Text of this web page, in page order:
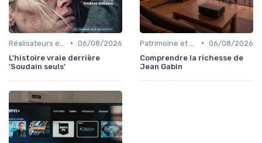
• 06/08/2026
L'histoire vraie derrière
'Soudain seuls'
• 06/08/2026
Comprendre la richesse de
Jean Gabin